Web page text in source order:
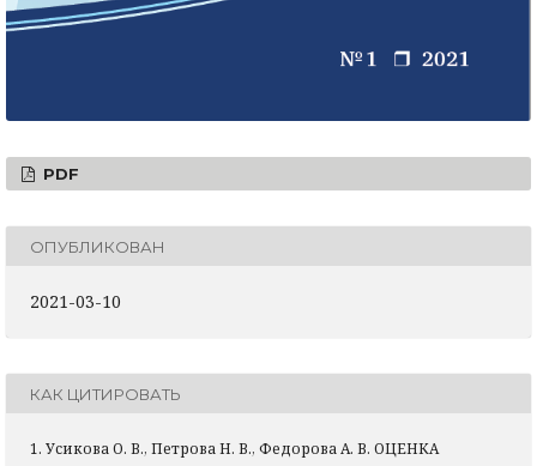
PDF
ОПУБЛИКОВАН
2021-03-10
КАК ЦИТИРОВАТЬ
1. Усикова О. В., Петрова Н. В., Федорова А. В. ОЦЕНКА